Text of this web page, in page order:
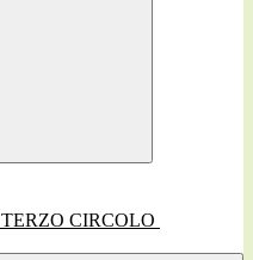
TERZO CIRCOLO